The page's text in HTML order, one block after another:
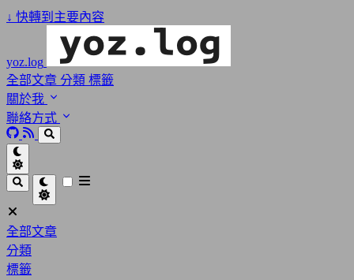
↓ 快轉到主要內容
yoz.log
全部文章 分類 標籤
關於我
聯絡方式
全部文章
分類
標籤